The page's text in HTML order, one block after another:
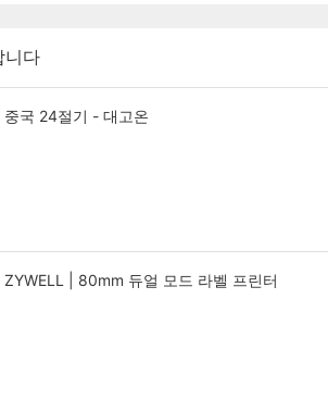
니다
중국 24절기 - 대고온
ZYWELL | 80mm 듀얼 모드 라벨 프린터